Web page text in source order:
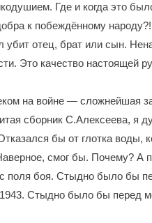
Где и когда это
к побеждённому
отец, брат или сын.
Это качество настоящей
на войне — сложнейшая
сборник С.Алексеева, я
бы от глотка воды,
смог бы. Почему? А
с поля боя. Стыдно было бы
Стыдно было бы перед